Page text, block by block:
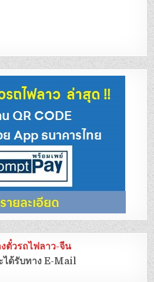
ตั๋วรถไฟลาว-จีน
ได้รับทาง E-Mail